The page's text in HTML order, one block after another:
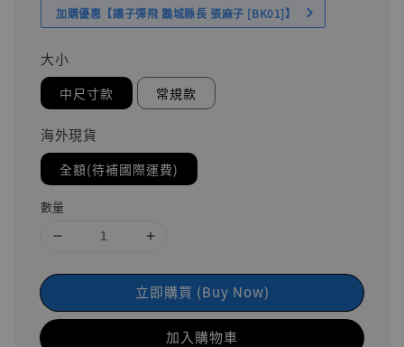
加購優惠【讓子彈飛 鵝城縣長 張麻子 [BK01]】
大小
中尺寸款 常規款
海外現貨
全額(待補國際運費)
數量
立即購買 (Buy Now)
加入購物車